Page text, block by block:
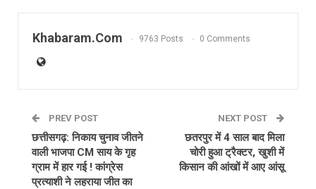
Khabaram.Com 9763 Posts 0 Comments
PREV POST
छत्तीसगढ़: निकाय चुनाव जीतने
वाली भाजपा CM साय के गृह
ग्राम में हार गई ! कांग्रेस
प्रत्याशी ने लहराया जीत का
NEXT POST
छतरपुर में 4 साल बाद मिला
चोरी हुआ ट्रैक्टर, खुशी में
किसान की आंखों में आए आंसू